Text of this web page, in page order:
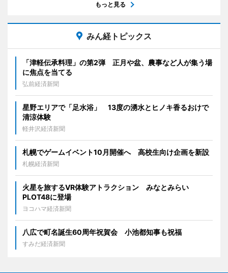
もっと見る
みん経トピックス
「津軽伝承料理」の第2弾 正月や盆、農事など人が集う場
に焦点を当てる
弘前経済新聞
星野エリアで「足水浴」 13度の湧水とヒノキ香るおけで
清涼体験
軽井沢経済新聞
札幌でゲームイベント10月開催へ 高校生向け企画を新設
札幌経済新聞
火星を旅するVR体験アトラクション みなとみらい
PLOT48に登場
ヨコハマ経済新聞
八広で町名誕生60周年祝賀会 小池都知事も祝福
すみだ経済新聞